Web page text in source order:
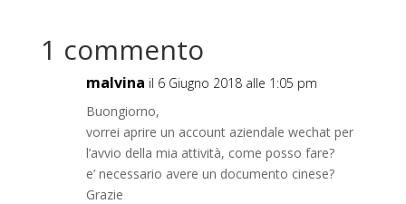
1 commento
malvina il 6 Giugno 2018 alle 1:05 pm
Buongiorno,
vorrei aprire un account aziendale wechat per
l’avvio della mia attività, come posso fare?
e’ necessario avere un documento cinese?
Grazie